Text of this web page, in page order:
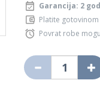
Garancija: 2 god
Platite
Povrat robe